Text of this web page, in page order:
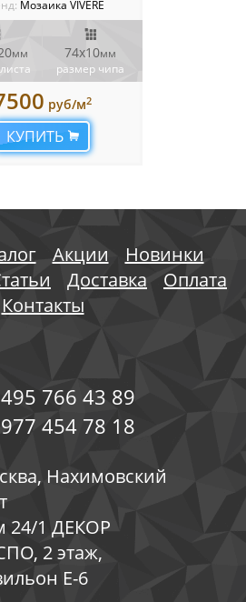
Мозаика VIVERE
мм
74х10мм
размер чипа
руб/м2
КУПИТЬ
Акции
Новинки
Доставка
Оплата
Контакты
766 43 89
454 78 18
Нахимовский
24/1 ДЕКОР
2 этаж,
Е-6